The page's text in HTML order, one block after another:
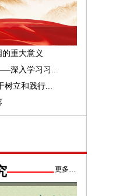
重大意义
深入学习习...
树立和践行...
更多…